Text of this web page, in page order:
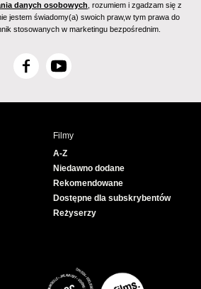
danych osobowych , rozumiem i zgadzam się z
jestem świadomy(a) swoich praw,w tym prawa do
stosowanych w marketingu bezpośrednim.
F
c
Y
u
e
Filmy
A-Z
Niedawno dodane
Rekomendowane
Dostępne dla subskrybentów
Reżyserzy